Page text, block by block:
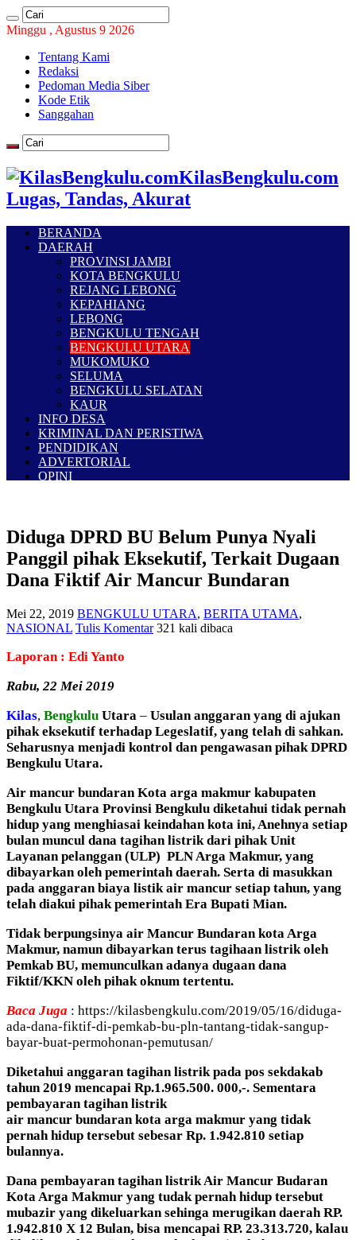
Minggu , Agustus 9 2026
Tentang Kami
Redaksi
Pedoman Media Siber
Kode Etik
Sanggahan
KilasBengkulu.com
Lugas, Tandas, Akurat
BERANDA
DAERAH
PROVINSI JAMBI
KOTA BENGKULU
REJANG LEBONG
KEPAHIANG
LEBONG
BENGKULU TENGAH
BENGKULU UTARA
MUKOMUKO
SELUMA
BENGKULU SELATAN
KAUR
INFO DESA
KRIMINAL DAN PERISTIWA
PENDIDIKAN
ADVERTORIAL
OPINI
Diduga DPRD BU Belum Punya Nyali
Panggil pihak Eksekutif, Terkait Dugaan
Dana Fiktif Air Mancur Bundaran
Mei 22, 2019 BENGKULU UTARA, BERITA UTAMA,
NASIONAL Tulis Komentar 321 kali dibaca
Laporan : Edi Yanto
Rabu, 22 Mei 2019
Kilas, Bengkulu Utara – Usulan anggaran yang di ajukan
pihak eksekutif terhadap Legeslatif, yang telah di sahkan.
Seharusnya menjadi kontrol dan pengawasan pihak DPRD
Bengkulu Utara.
Air mancur bundaran Kota arga makmur kabupaten
Bengkulu Utara Provinsi Bengkulu diketahui tidak pernah
hidup yang menghiasai keindahan kota ini, Anehnya setiap
bulan muncul dana tagihan listrik dari pihak Unit
Layanan pelanggan (ULP) PLN Arga Makmur, yang
dibayarkan oleh pemerintah daerah. Serta di masukkan
pada anggaran biaya listik air mancur setiap tahun, yang
telah diakui pihak pemerintah Era Bupati Mian.
Tidak berpungsinya air Mancur Bundaran kota Arga
Makmur, namun dibayarkan terus tagihaan listrik oleh
Pemkab BU, memunculkan adanya dugaan dana
Fiktif/KKN oleh pihak oknum tertentu.
Baca Juga : https://kilasbengkulu.com/2019/05/16/diduga-
ada-dana-fiktif-di-pemkab-bu-pln-tantang-tidak-sangup-
bayar-buat-permohonan-pemutusan/
Diketahui anggaran tagihan listrik pada pos sekdakab
tahun 2019 mencapai Rp.1.965.500. 000,-. Sementara
pembayaran tagihan listrik
air mancur bundaran kota arga makmur yang tidak
pernah hidup tersebut sebesar Rp. 1.942.810 setiap
bulannya.
Dana pembayaran tagihan listrik Air Mancur Budaran
Kota Arga Makmur yang tudak pernah hidup tersebut
mubazir yang dikeluarkan sehinga merugikan daerah RP.
1.942.810 X 12 Bulan, bisa mencapai RP. 23.313.720, kalau